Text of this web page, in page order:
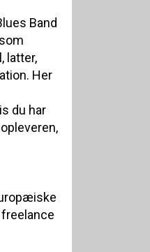
Band
latter,
Her
du har